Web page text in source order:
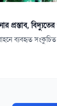
প্রস্তাব,
ব্যবহৃত